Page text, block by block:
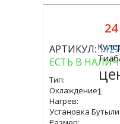
АРТИКУЛ:
ЕСТЬ В
Тип:
Охлаждение:
Нагрев:
Установка Бутыли:
Купить